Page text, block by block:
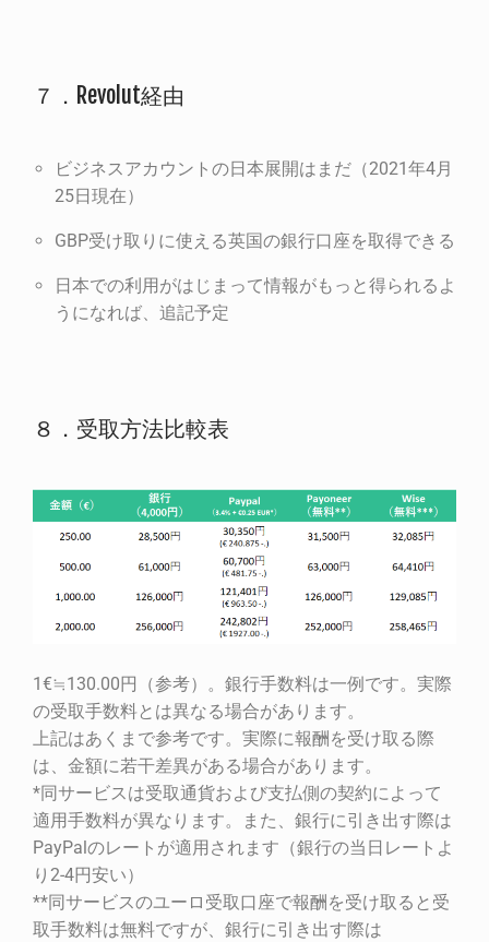
７．Revolut経由
ビジネスアカウントの日本展開はまだ（2021年4月
25日現在）
GBP受け取りに使える英国の銀行口座を取得できる
日本での利用がはじまって情報がもっと得られるよ
うになれば、追記予定
８．受取方法比較表
1€≒130.00円（参考）。銀行手数料は一例です。実際
の受取手数料とは異なる場合があります。
上記はあくまで参考です。実際に報酬を受け取る際
は、金額に若干差異がある場合があります。
*同サービスは受取通貨および支払側の契約によって
適用手数料が異なります。また、銀行に引き出す際は
PayPalのレートが適用されます（銀行の当日レートよ
り2-4円安い）
**同サービスのユーロ受取口座で報酬を受け取ると受
取手数料は無料ですが、銀行に引き出す際は